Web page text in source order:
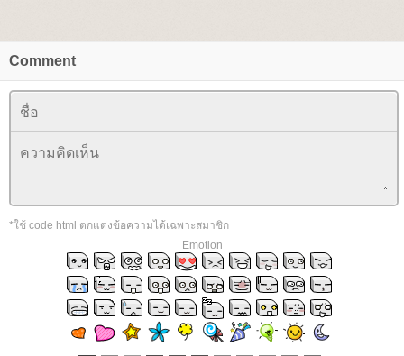
Comment
*ใช้ code html ตกแต่งข้อความได้เฉพาะสมาชิก
Emotion